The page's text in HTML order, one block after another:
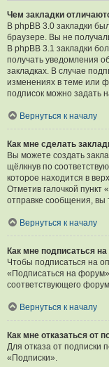
Чем закладки
В phpBB 3.0 закладки
браузере. Вы не
В phpBB 3.1 закладки
получать уведомления
закладках. В случае
изменениях в теме или
подписок можно задать
Вернуться к началу
Как мне сделать
Вы можете создать
щёлкнув по
которое находится в
Отметив галочкой
отправке сообщения, вы
Вернуться к началу
Как мне подписаться
Чтобы подписаться на
«Подписаться на
соответствующего
Вернуться к началу
Как мне отказаться от
Для отказа от подписки
«Подписки».